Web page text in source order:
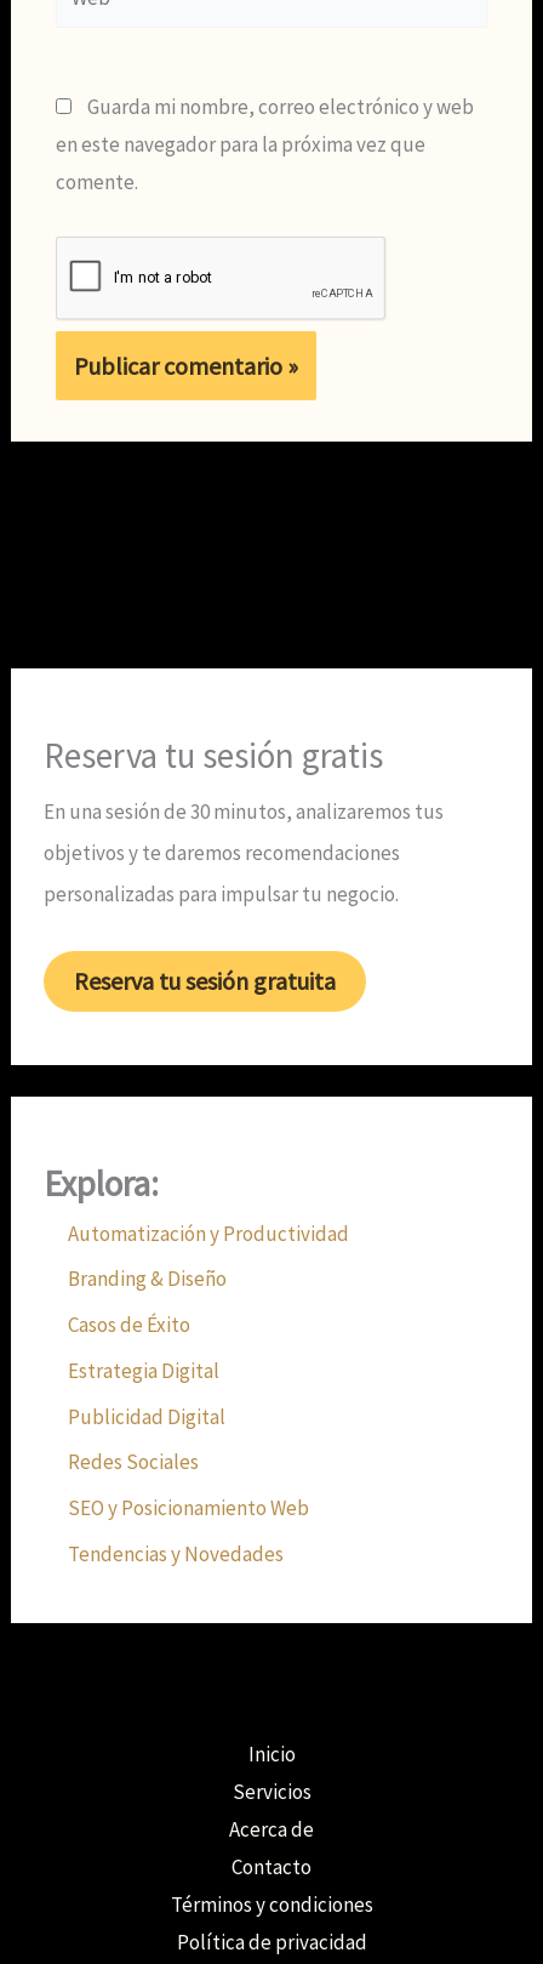
Guarda mi nombre, correo electrónico y web
en este navegador para la próxima vez que
comente.
Reserva tu sesión gratis
En una sesión de 30 minutos, analizaremos tus
objetivos y te daremos recomendaciones
personalizadas para impulsar tu negocio.
Reserva tu sesión gratuita
Explora:
Automatización y Productividad
Branding & Diseño
Casos de Éxito
Estrategia Digital
Publicidad Digital
Redes Sociales
SEO y Posicionamiento Web
Tendencias y Novedades
Inicio
Servicios
Acerca de
Contacto
Términos y condiciones
Política de privacidad